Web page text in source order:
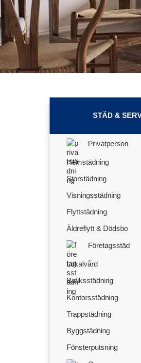
STÄD &
Privatperson
Hemstädning
Storstädning
Visningsstädning
Flyttstädning
Äldreflytt & Dödsbo
Företagsstäd
Lokalvård
Butiksstädning
Kontorsstädning
Trappstädning
Byggstädning
Fönsterputsning